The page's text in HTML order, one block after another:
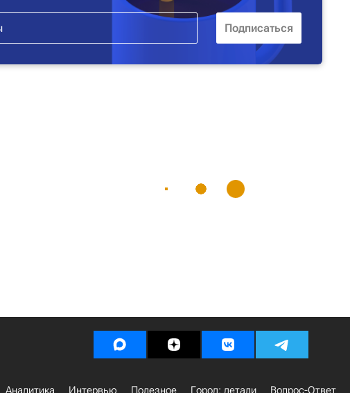
Аналитика Интервью Полезное Город: детали Вопрос-Ответ